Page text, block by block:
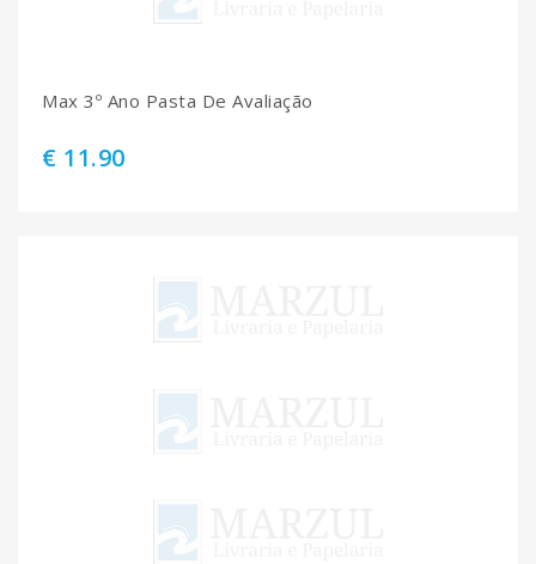
Max 3º Ano Pasta De Avaliação
€ 11.90